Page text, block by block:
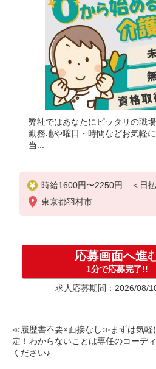
弊社ではあなたにピッタリの職
勤務地や曜日・時間などお気軽
当...
時給1600円〜2250円 ＜日払
全支給(ガソリン代含む)＞
東京都羽村市
応募画面へ進
1分で応募完了!!
求人応募期間：2026/08/
≪履歴書不要×面接なし≫まずは気軽
定！わからないことは専任のコーデ
ください♪